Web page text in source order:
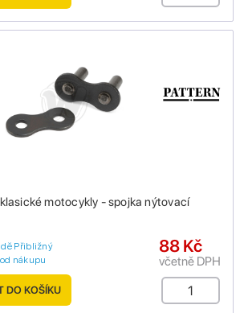
motocykly - spojka nýtovací
Přibližný
nákupu
88 Kč
včetně DPH
DO KOŠÍKU